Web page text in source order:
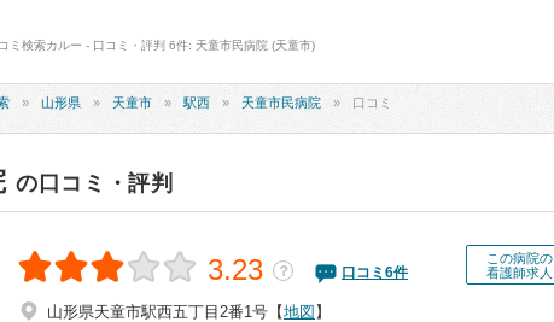
ミ検索カルー - 口コミ・評判 6件: 天童市民病院 (天童市)
山形県 天童市 駅西 天童市民病院 口コミ
の口コミ・評判
この病院の
看護師求人
3.23 ？ 口コミ 6件
山形県天童市駅西五丁目2番1号 【地図 】